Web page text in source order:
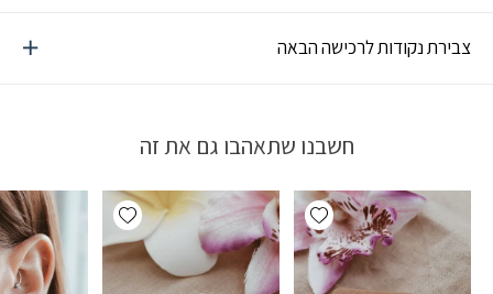
צבירת נקודות לרכישה הבאה
חשבנו שתאהבו גם את זה
Add wishlist
Add wishlist